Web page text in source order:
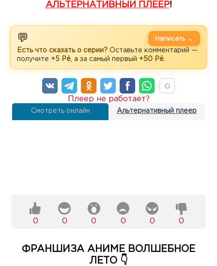
АЛЬТЕРНАТИВНЫЙ ПЛЕЕР!
💬
Есть что сказать о серии? Оставьте комментарий —
получите +5 Рё , а за самый первый +50 Рё
Написать →
Смотреть онлайн Альтернативный плеер
Плеер не работает?
0 0 0 0 0 0
ФРАНШИЗА АНИМЕ ВОЛШЕБНОЕ
ЛЕТО 👇